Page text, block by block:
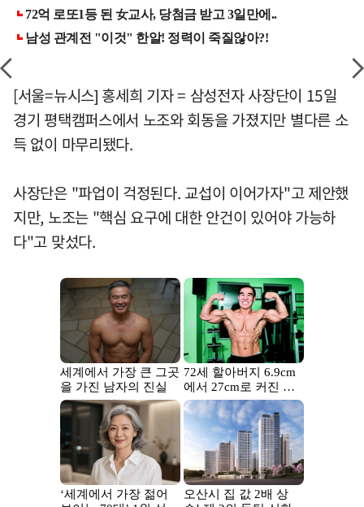
[서울=뉴시스] 홍세희 기자 = 삼성전자 사장단이 15일
경기 평택캠퍼스에서 노조와 회동을 가졌지만 별다른 소
득 없이 마무리됐다.
사장단은 "파업이 걱정된다. 교섭이 이어가자"고 제안했
지만, 노조는 "핵심 요구에 대한 안건이 있어야 가능하
다"고 맞섰다.